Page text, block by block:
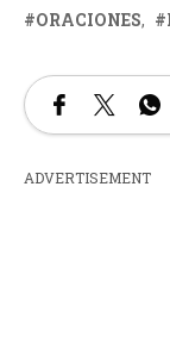
ORACIONES
ADVERTISEMENT